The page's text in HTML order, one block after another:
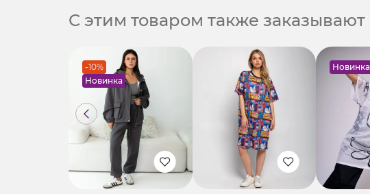
С этим товаром также заказывают
-10%
Новинка
Новинка